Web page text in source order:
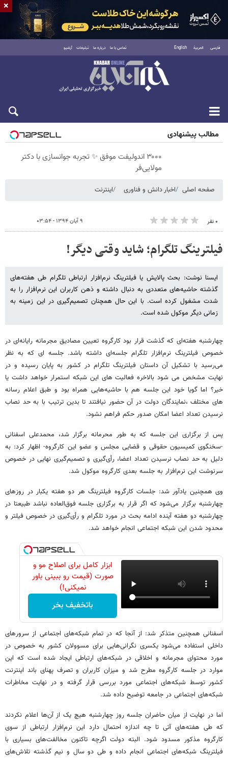
فارسی العربية English تماس با ما درباره ما تبلیغات آرشیو
جمعه ۱۶ مرداد ۱۴۰۵
مطالب پیشنهادی
۳۰۰۰ اندولیفت موفق ✨ تجربه جوانسازی با دکتر
مولایی‌فر
صفحه اصلی اخبار دانش و فناوری اینترنت
۰ نفر ۹ آبان ۱۳۹۴ - ۰۳:۵۴
فیلترینگ تلگرام؛ شاید وقتی دیگر!
ایسنا نوشت: بحث پالایش یا فیلترینگ نرم‌افزار ارتباطی تلگرام طی هفته‌های
گذشته حاشیه‌های متعددی به دنبال داشته و ذهن کاربران این نرم‌افزار را به
شدت مشغول کرده است. با این حال همچنان تصمیم‌گیری در این زمینه به
زمانی دیگر موکول شده است.
چهارشنبه هفته‌ای که گذشت قرار بود کارگروه تعیین مصادیق مجرمانه رایانه‌ای در
خصوص فیلترینگ نرم‌افزار تلگرام جلسه‌ای داشته باشد. جلسه ای که به نظر
می‌رسید با تشکیل آن داستان فیلترینگ تلگرام در کشور به پایان رسیده و در
نهایت مشخص می شود بالاخره فعالیت های این شبکه استمرار خواهد داشت یا
خیر؟ اما گویا خود این جلسه هم با حاشیه‌هایی همراه بود و طبق اعلام رسانه
های مختلف ،نمایندگان دولت در آن حضور نیافتند تا بدین ترتیب با به حد نصاب
نرسیدن تعداد اعضا امکان صدور حکم فراهم نشود.
پس از برگزاری این جلسه که به طور محرمانه برگزار شد، محمدعلی اسفنانی
-سخنگوی کمیسیون حقوقی و قضایی مجلس و عضو این کارگروه- اظهار کرد:‌ به
دلیل به حد نصاب نرسیدن تعداد اعضا، رأی‌گیری و تصمیم‌گیری نهایی در خصوص
سرنوشت این نرم‌افزار به جلسه بعدی کارگروه موکول شد.
وی همچنین یادآور شد: جلسات کارگروه فیلترینگ هر دو هفته یکبار در روزهای
چهارشنبه برگزار می‌شود که اگر قرار به برگزاری جلسه فوق‌العاده نباشد طبیعتا در
چهارشنبه دو هفته آینده ادامه بحث در مورد تلگرام و رأی‌گیری در خصوص فیلتر و
محدود شدن این شبکه اجتماعی انجام خواهد شد.
ابزار کامل برای اصلاح مو و
صورت (قیمت رو ببینی باور
نمیکنی!)
باتخفیف بخر
اسفنانی همچنین متذکر شد: از آنجا که در تمام شبکه‌های اجتماعی از سرور‌های
داخلی استفاده می‌شود یکسری نگرانی‌هایی برای مسوولان کشور به خصوص در
مورد محتوای مجرمانه و اخلاقی در شبکه‌های ارتباطی ایجاد شده است که این
موارد در جلسه کارگروه مطرح شد و میزان کاربران و تصرف پهنای باند اینترنت
کشور توسط شبکه‌های اجتماعی مورد بررسی قرار گرفته و در نهایت مخاطرات
شبکه‌های اجتماعی در جامعه توضیح داده شد.
اما در نهایت از میان حاضران جلسه روز چهارشنبه هیچ یک از آن‌ها اعلام نکردند
که طی هفته‌های آتی تا چه اندازه احتمال دارد این نرم‌افزار ارتباطی از سوی
کارگروه مذکور مسدود شود. البته دولت اگرچه تاکنون مخالفت‌های بسیاری با
فیلترینگ شبکه‌های اجتماعی انجام داده و طی دو سال و نیم گذشته تلاش‌های
×